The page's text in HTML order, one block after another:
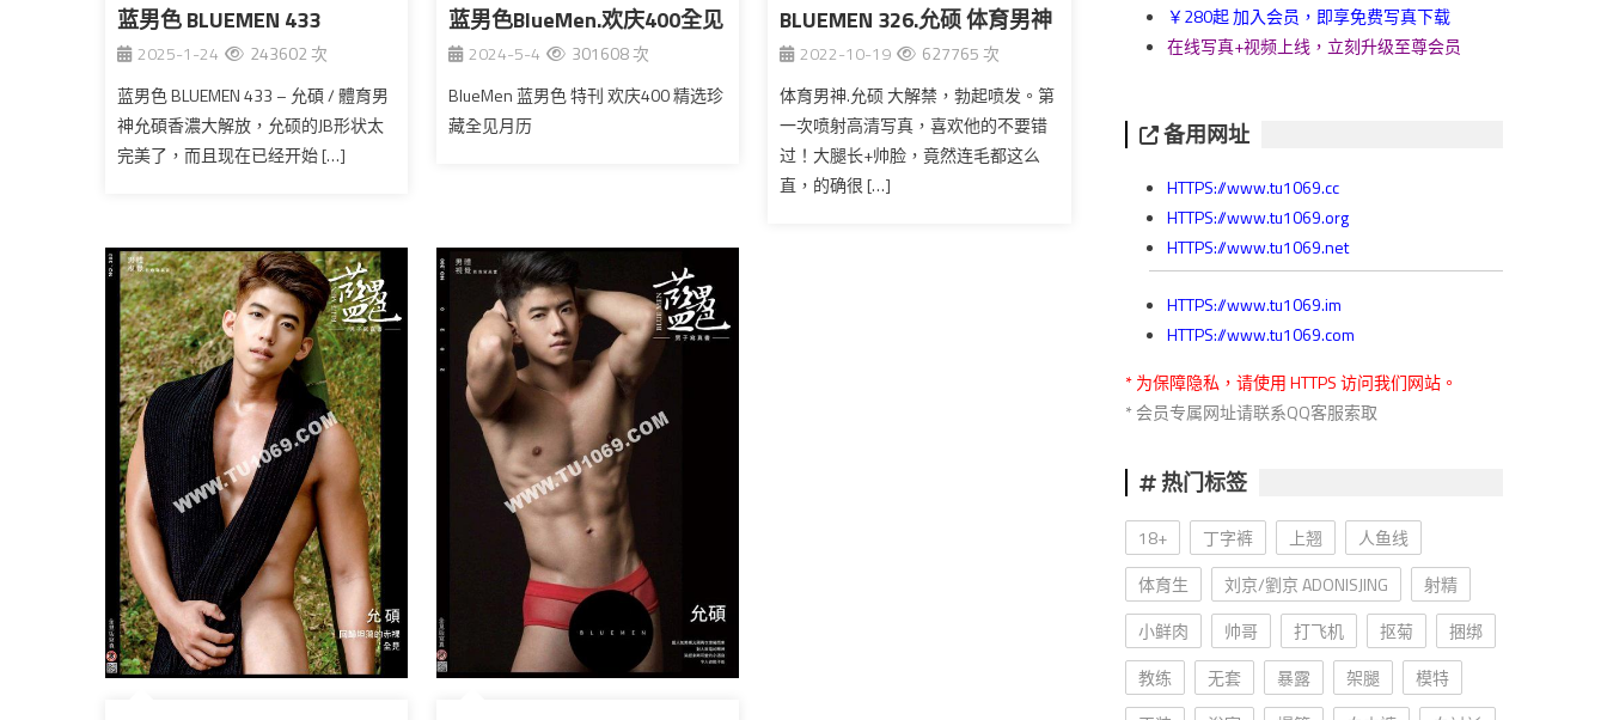
台湾
蓝男色 BLUEMEN 433
2025-1-24
243602 次
蓝男色 BLUEMEN 433 – 允碩 / 體育男
神允碩香濃大解放，允硕的JB形状太
完美了，而且现在已经开始 […]
蓝男色BlueMen.欢庆400全见
月历2024-5-4
301608 次
BlueMen 蓝男色 特刊 欢庆400 精选珍
藏全见月历
台湾
BLUEMEN 326.允硕 体育男神
大解禁
2022-10-19
627765 次
体育男神.允硕 大解禁，勃起喷发。第
一次喷射高清写真，喜欢他的不要错
过！大腿长+帅脸，竟然连毛都这么
直，的确很 […]
￥280起 加入会员，即享免费写真下载
在线写真+视频上线，立刻升级至尊会员
备用网址
HTTPS://www.tu1069.cc
HTTPS://www.tu1069.org
HTTPS://www.tu1069.net
HTTPS://www.tu1069.im
HTTPS://www.tu1069.com
* 为保障隐私，请使用 HTTPS 访问我们网站。
* 会员专属网址请联系QQ客服索取
热门标签
18+ 丁字裤 上翘
人鱼线
体育生
刘京/劉京 ADONISJING
射精
小鲜肉
帅哥 打飞机 抠菊
捆绑
教练
无套 暴露 架腿
模特